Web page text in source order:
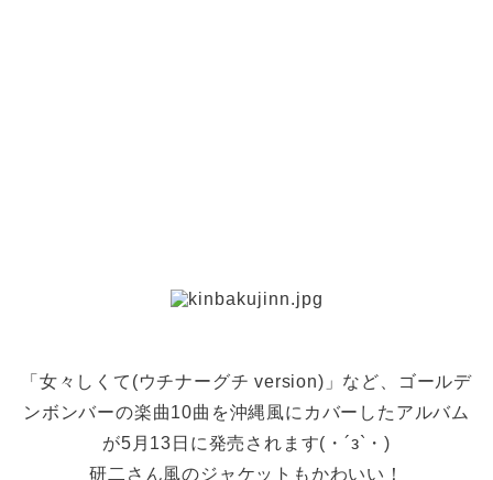
「女々しくて(ウチナーグチ version)」など、ゴールデ
ンボンバーの楽曲10曲を沖縄風にカバーしたアルバム
が5月13日に発売されます(・´з`・)
研二さん風のジャケットもかわいい！